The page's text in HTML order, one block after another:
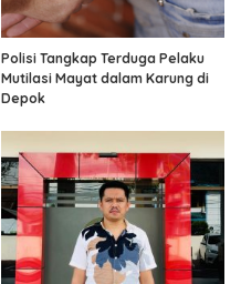
Polisi Tangkap Terduga Pelaku
Mutilasi Mayat dalam Karung di
Depok